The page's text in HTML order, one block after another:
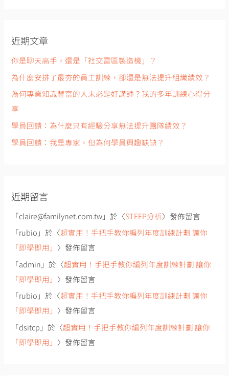
字
:
近期文章
你是聊天高手，還是「社交雷區製造機」？
為什麼安排了最夯的員工訓練，卻還是無法提升組織績效？
為何專業知識豐富的人未必是好講師？我的多年訓練心得分
享
學員回饋：為什麼只有經驗分享無法提升團隊績效？
學員回饋：我是專家，但為何學員興趣缺缺？
近期留言
「claire@familynet.com.tw」於〈STEEP分析〉發佈留言
「rubio 」於〈超實用！手把手教你編列年度訓練計劃 讓你
「即學即用」 〉發佈留言
「admin 」於〈超實用！手把手教你編列年度訓練計劃 讓你
「即學即用」 〉發佈留言
「rubio 」於〈超實用！手把手教你編列年度訓練計劃 讓你
「即學即用」 〉發佈留言
「dsitcp 」於〈超實用！手把手教你編列年度訓練計劃 讓你
「即學即用」 〉發佈留言